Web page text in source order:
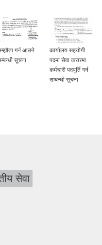
गर्न आउने
सूचना
कार्यालय सहयोगी
पदमा सेवा करारमा
कर्मचारी पदपूर्ति गर्न
सम्बन्धी सूचना
सेवा